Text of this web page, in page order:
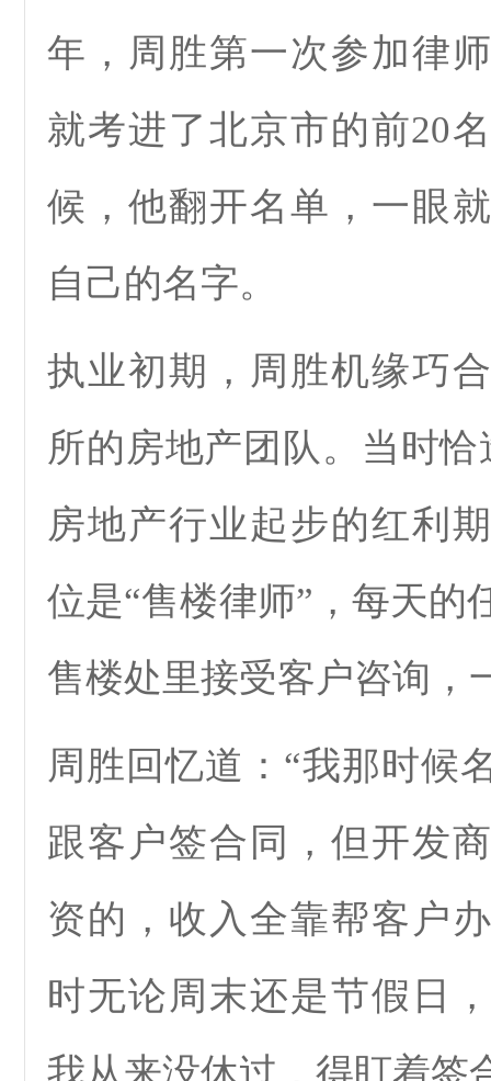
年，周胜第一次参加律
就考进了北京市的前20
候，他翻开名单，一眼
自己的名字。
执业初期，周胜机缘巧
所的房地产团队。当时
房地产行业起步的红利
位是“售楼律师”，每天的
售楼处里接受客户咨询，
周胜回忆道：“我那时候
跟客户签合同，但开发
资的，收入全靠帮客户
时无论周末还是节假日